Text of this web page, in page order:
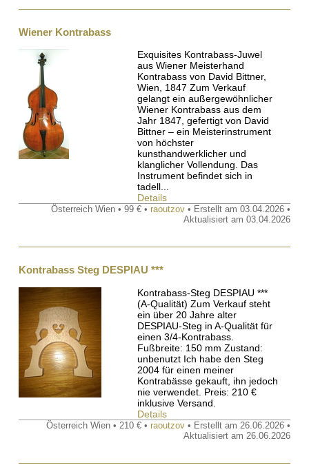
Wiener Kontrabass
Exquisites Kontrabass-Juwel
aus Wiener Meisterhand
Kontrabass von David Bittner,
Wien, 1847 Zum Verkauf
gelangt ein außergewöhnlicher
Wiener Kontrabass aus dem
Jahr 1847, gefertigt von David
Bittner – ein Meisterinstrument
von höchster
kunsthandwerklicher und
klanglicher Vollendung. Das
Instrument befindet sich in
tadell...
Details
Österreich Wien • 99 € • raoutzov • Erstellt am 03.04.2026 •
Aktualisiert am 03.04.2026
Kontrabass Steg DESPIAU ***
Kontrabass-Steg DESPIAU ***
(A-Qualität) Zum Verkauf steht
ein über 20 Jahre alter
DESPIAU-Steg in A-Qualität für
einen 3/4-Kontrabass.
Fußbreite: 150 mm Zustand:
unbenutzt Ich habe den Steg
2004 für einen meiner
Kontrabässe gekauft, ihn jedoch
nie verwendet. Preis: 210 €
inklusive Versand.
Details
Österreich Wien • 210 € • raoutzov • Erstellt am 26.06.2026 •
Aktualisiert am 26.06.2026